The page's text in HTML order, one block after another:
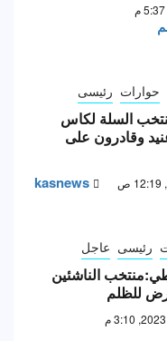
حوارات رئيسى
السلة لكاس
وقادرون على
kasnews
رئيسى عاجل
الناشئين
للظلم